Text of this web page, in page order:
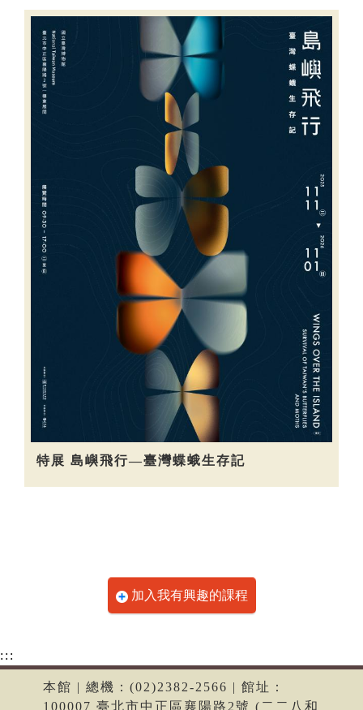
特展 島嶼飛行—臺灣蝶蛾生存記
加入我有興趣的課程
:::
本館 | 總機：(02)2382-2566 | 館址：
100007 臺北市中正區襄陽路2號 (二二八和